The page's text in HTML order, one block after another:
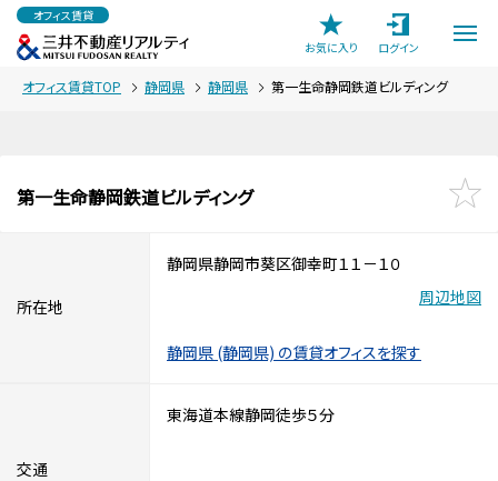
オフィス賃貸
お気に入り
ログイン
オフィス賃貸TOP 静岡県 静岡県 第一生命静岡鉄道ビルディング
第一生命静岡鉄道ビルディング
所在地
静岡県静岡市葵区御幸町１１－１０
周辺地図
静岡県 (静岡県) の賃貸オフィスを探す
交通
東海道本線静岡徒歩５分